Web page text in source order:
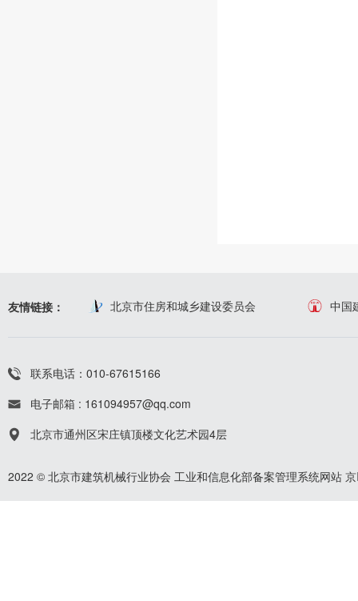
友情链接： 北京市住房和城乡建设委员会 中国
联系电话：010-67615166
电子邮箱 : 161094957@qq.com
北京市通州区宋庄镇顶楼文化艺术园4层
2022 © 北京市建筑机械行业协会 工业和信息化部备案管理系统网站